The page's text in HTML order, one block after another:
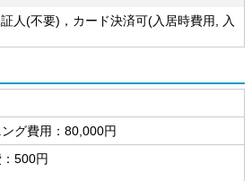
人(不要)，カード決済可(入居時費用, 入
グ費用：80,000円
500円